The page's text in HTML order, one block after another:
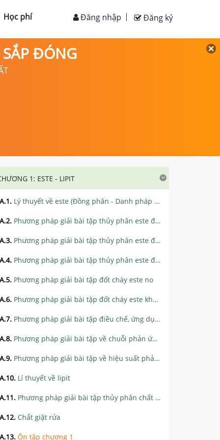
Học phí Đăng ký
Đăng nhập
ĐÓNG
1: ESTE - LIPIT
A.1. Lý thuyết về este (Đồng phân - Danh pháp - Tính chất vật lý)
A.2. Phương pháp giải bài tập thủy phân este đơn giản
A.3. Phương pháp giải bài tập thủy phân este đặc biệt
A.4. Phương pháp giải bài tập thủy phân este đa chức
A.5. Phương pháp giải bài tập đốt cháy este no
A.6. Phương pháp giải bài tập đốt cháy este không no
A.7. Phương pháp giải bài tập điều chế, ứng dụng, nhận biết este
A.8. Phương pháp giải bài tập về chuỗi phản ứng este
A.9. Phương pháp giải bài tập về hiệu suất phản ứng este hóa
A.10. Lí thuyết về lipit
A.11. Phương pháp giải bài tập thủy phân chất béo
A.12. Chất giặt rửa
A.13. Ôn tập chương 1